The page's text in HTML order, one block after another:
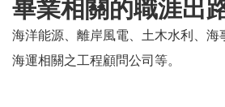
畢業相關的職涯出
海洋能源、離岸風電、土木水利、海
海運相關之工程顧問公司等。